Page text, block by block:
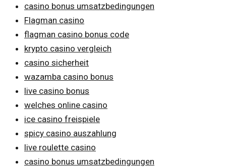
casino bonus umsatzbedingungen
Flagman casino
flagman casino bonus code
krypto casino vergleich
casino sicherheit
wazamba casino bonus
live casino bonus
welches online casino
ice casino freispiele
spicy casino auszahlung
live roulette casino
casino bonus umsatzbedingungen